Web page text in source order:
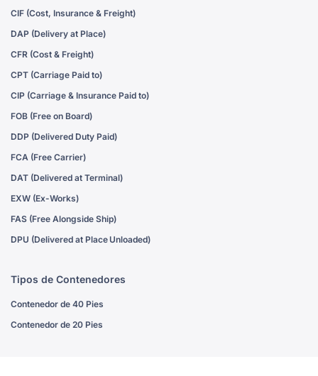
CIF (Cost, Insurance & Freight)
DAP (Delivery at Place)
CFR (Cost & Freight)
CPT (Carriage Paid to)
CIP (Carriage & Insurance Paid to)
FOB (Free on Board)
DDP (Delivered Duty Paid)
FCA (Free Carrier)
DAT (Delivered at Terminal)
EXW (Ex-Works)
FAS (Free Alongside Ship)
DPU (Delivered at Place Unloaded)
Tipos de Contenedores
Contenedor de 40 Pies
Contenedor de 20 Pies